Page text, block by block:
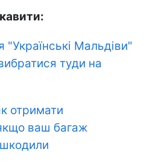
"Українські Мальдіви"
туди на
отримати
ваш багаж